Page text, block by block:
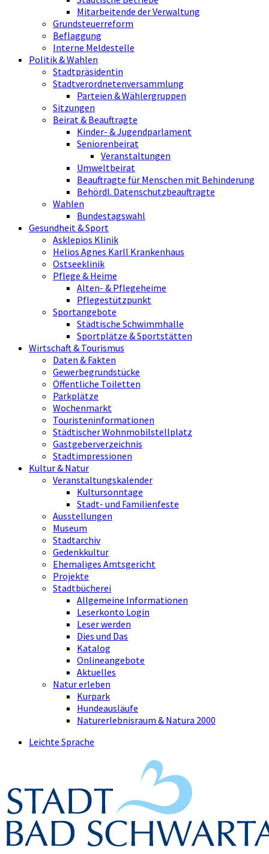
Mitarbeitende der Verwaltung
Grundsteuerreform
Beflaggung
Interne Meldestelle
Politik & Wahlen
Stadtpräsidentin
Stadtverordnetenversammlung
Parteien & Wählergruppen
Sitzungen
Beirat & Beauftragte
Kinder- & Jugendparlament
Seniorenbeirat
Veranstaltungen
Umweltbeirat
Beauftragte für Menschen mit Behinderung
Behördl. Datenschutzbeauftragte
Wahlen
Bundestagswahl
Gesundheit & Sport
Asklepios Klinik
Helios Agnes Karll Krankenhaus
Ostseeklinik
Pflege & Heime
Alten- & Pflegeheime
Pflegestützpunkt
Sportangebote
Städtische Schwimmhalle
Sportplätze & Sportstätten
Wirtschaft & Tourismus
Daten & Fakten
Gewerbegrundstücke
Öffentliche Toiletten
Parkplätze
Wochenmarkt
Touristeninformationen
Städtischer Wohnmobilstellplatz
Gastgeberverzeichnis
Stadtimpressionen
Kultur & Natur
Veranstaltungskalender
Kultursonntage
Stadt- und Familienfeste
Ausstellungen
Museum
Stadtarchiv
Gedenkkultur
Ehemaliges Amtsgericht
Projekte
Stadtbücherei
Allgemeine Informationen
Leserkonto Login
Leser werden
Dies und Das
Katalog
Onlineangebote
Aktuelles
Natur erleben
Kurpark
Hundeausläufe
Naturerlebnisraum & Natura 2000
Leichte Sprache